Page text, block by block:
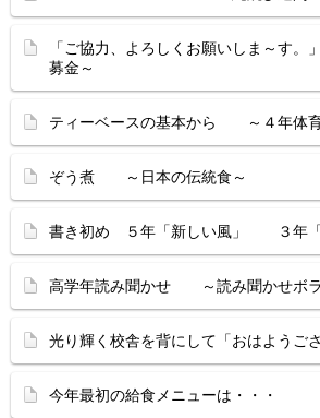
「ご協力、よろしくお願いしま～す
募金～
ティーベースの基本から ～４年体
ぞう煮 ～日本の伝統食～
書き初め ５年「新しい風」 ３年「
高学年読み聞かせ ～読み聞かせボラ
光り輝く校舎を背にして「おはようご
今年最初の給食メニューは・・・